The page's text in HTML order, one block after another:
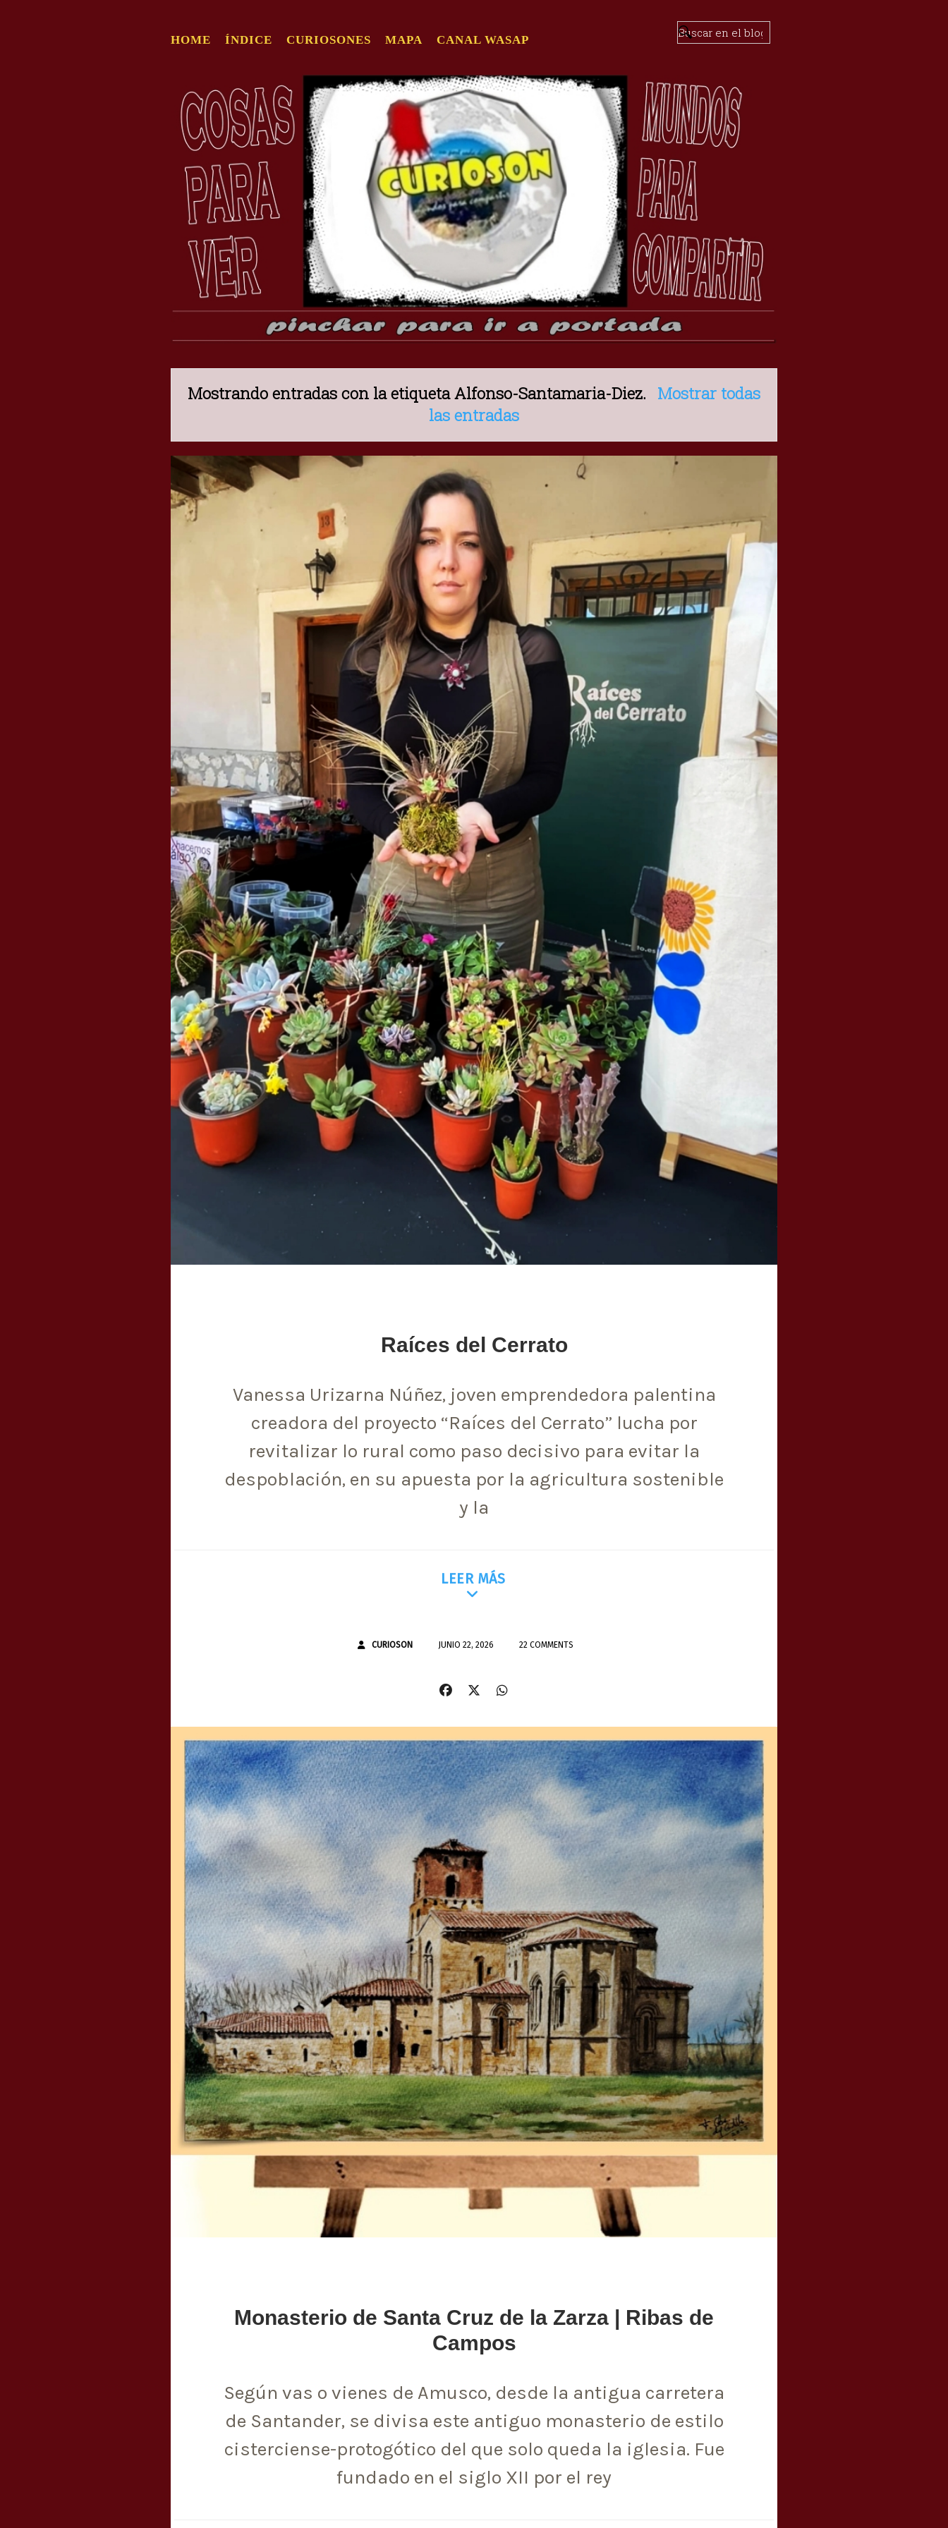
HOME ÍNDICE CURIOSONES MAPA CANAL WASAP
Mostrando entradas con la etiquetaAlfonso-Santamaria-Diez. Mostrar todas
las entradas
Raíces del Cerrato
Vanessa Urizarna Núñez, joven emprendedora palentina
creadora del proyecto “Raíces del Cerrato” lucha por
revitalizar lo rural como paso decisivo para evitar la
despoblación, en su apuesta por la agricultura sostenible
y la
LEER MÁS
CURIOSON JUNIO 22, 2026 22 COMMENTS
Monasterio de Santa Cruz de la Zarza | Ribas de
Campos
Según vas o vienes de Amusco, desde la antigua carretera
de Santander, se divisa este antiguo monasterio de estilo
cisterciense-protogótico del que solo queda la iglesia. Fue
fundado en el siglo XII por el rey